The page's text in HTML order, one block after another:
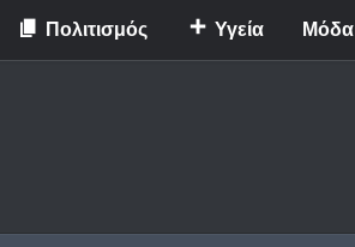
Πολιτισμός Υγεία Μόδα